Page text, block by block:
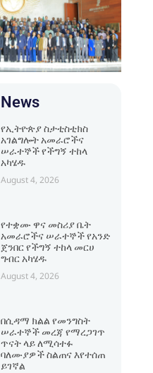
News
የኢትዮጵያ ስታቲስቲክስ
አገልግሎት አመራሮችና
ሠራተኞች የችግኝ ተከላ
አካሄዱ
August 4, 2026
የተቋሙ ዋና መስሪያ ቤት
አመራሮችና ሠራተኞች የአንድ
ጀንበር የችግኝ ተከላ መርሀ
ግብር አካሄዱ
August 4, 2026
በሲዳማ ክልል የመንግስት
ሠራተኞች መረጃ የማረጋገጥ
ጥናት ላይ ለሚሳተፉ
ባለሙያዎች ስልጠና እየተሰጠ
ይገኛል